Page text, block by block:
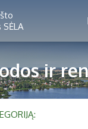
renginiai
ir